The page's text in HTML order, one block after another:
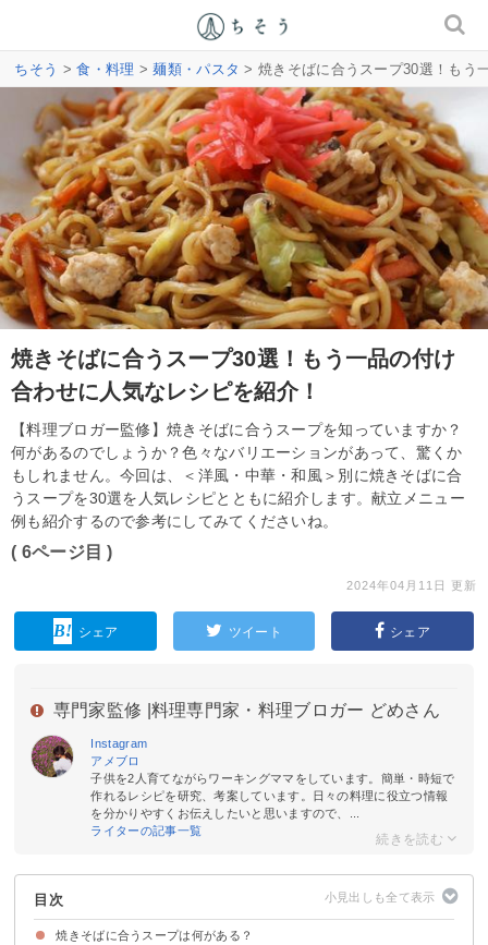
ちそう >食・料理 >麺類・パスタ > 焼きそばに合うスープ30選！もう
焼きそばに合うスープ30選！もう一品の付け
合わせに人気なレシピを紹介！
【料理ブロガー監修】焼きそばに合うスープを知っていますか？
何があるのでしょうか？色々なバリエーションがあって、驚くか
もしれません。今回は、＜洋風・中華・和風＞別に焼きそばに合
うスープを30選を人気レシピとともに紹介します。献立メニュー
例も紹介するので参考にしてみてくださいね。
( 6ページ目 )
2024年04月11日 更新
シェア ツイート シェア
専門家監修 | 料理専門家・料理ブロガー どめさん
Instagram
アメブロ
子供を2人育てながらワーキングママをしています。簡単・時短で
作れるレシピを研究、考案しています。日々の料理に役立つ情報
を分かりやすくお伝えしたいと思いますので、...
ライターの記事一覧
目次
焼きそばに合うスープは何がある？